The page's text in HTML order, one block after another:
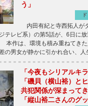
う」
内田有紀と寺西拓人が
テレビ系）の第5話が、6日に放
本作は、環境も積み重ねてき
の男女が静かに引かれ合い、
「今夜もシリアルキ
「磯貝（横山裕）と
共犯関係が深まって
「縦山裕二さんのグ